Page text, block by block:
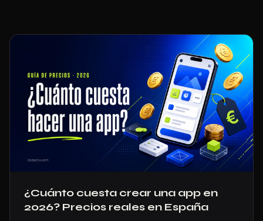
¿Cuánto cuesta crear una app en
2026? Precios reales en España